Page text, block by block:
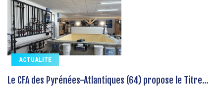
ACTUALITE
Le CFA des Pyrénées-Atlantiques (64) propose le Titre...